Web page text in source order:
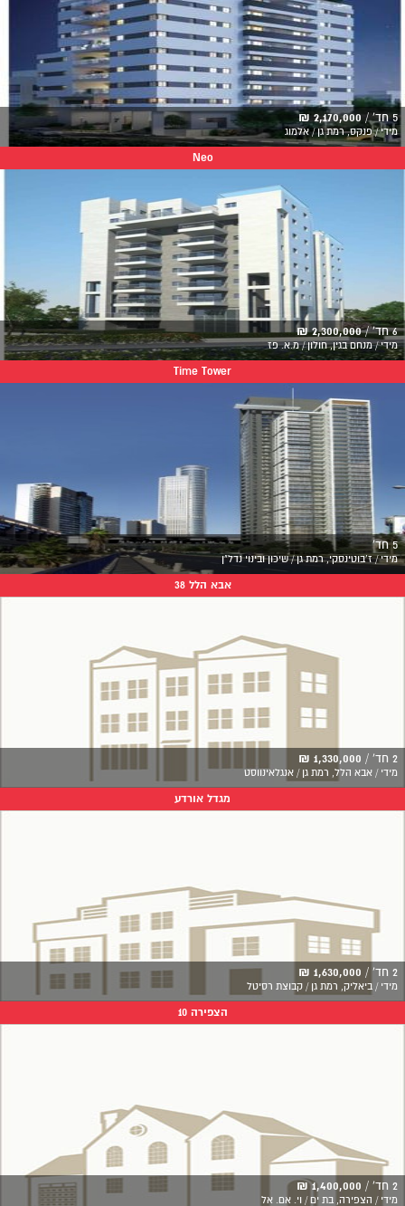
5 חד' / 2,170,000 ₪
מידי / פנקס, רמת גן / אלמוג
Neo
6 חד' / 2,300,000 ₪
מידי / מנחם בגין, חולון / מ.א. פז
Time Tower
5 חד'
מידי / ז'בוטינסקי, רמת גן / שיכון ובינוי נדל"ן
אבא הלל 38
2 חד' / 1,330,000 ₪
מידי / אבא הלל, רמת גן / אנגלאינווסט
מגדל אורדע
2 חד' / 1,630,000 ₪
מידי / ביאליק, רמת גן / קבוצת רסיטל
הצפירה 10
2 חד' / 1,400,000 ₪
מידי / הצפירה, בת ים / וי. אם. אל